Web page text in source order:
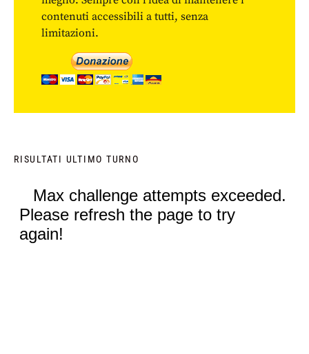
contenuti accessibili a tutti, senza
limitazioni.
RISULTATI ULTIMO TURNO